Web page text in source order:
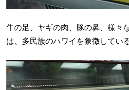
牛の足、ヤギの肉、豚の鼻、様々
は、多民族のハワイを象徴してい